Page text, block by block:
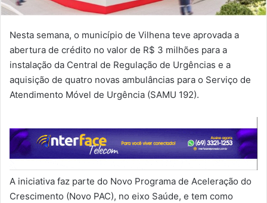
Nesta semana, o município de Vilhena teve aprovada a
abertura de crédito no valor de R$ 3 milhões para a
instalação da Central de Regulação de Urgências e a
aquisição de quatro novas ambulâncias para o Serviço de
Atendimento Móvel de Urgência (SAMU 192).
A iniciativa faz parte do Novo Programa de Aceleração do
Crescimento (Novo PAC), no eixo Saúde, e tem como